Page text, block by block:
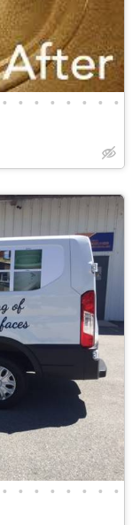
• • • • • • • •
• • • • • • • •